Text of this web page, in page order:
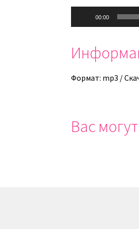
00:00
Формат: mp3 /
Вас